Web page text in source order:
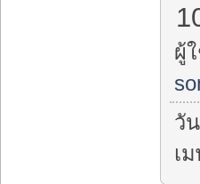
ผู้
วั
เ